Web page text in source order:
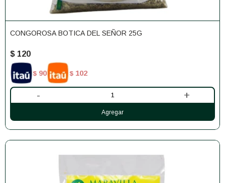
CONGOROSA BOTICA DEL SEÑOR 25G
$ 120
$ 90 $ 102
- +